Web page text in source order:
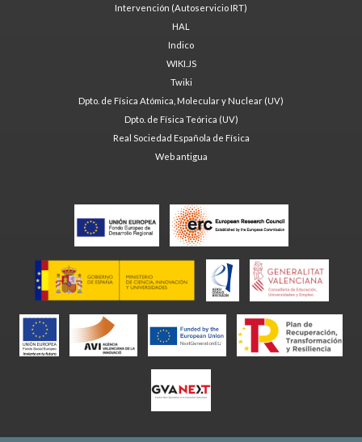
Intervención (Autoservicio IRT)
HAL
Indico
WIKI.JS
Twiki
Dpto. de Física Atómica, Molecular y Nuclear (UV)
Dpto. de Física Teórica (UV)
Real Sociedad Española de Física
Web antigua